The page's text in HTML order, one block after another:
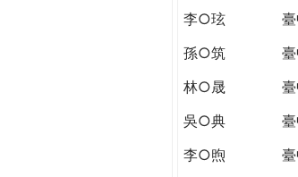
李○玹
孫○筑
林○晟
吳○典
李○煦